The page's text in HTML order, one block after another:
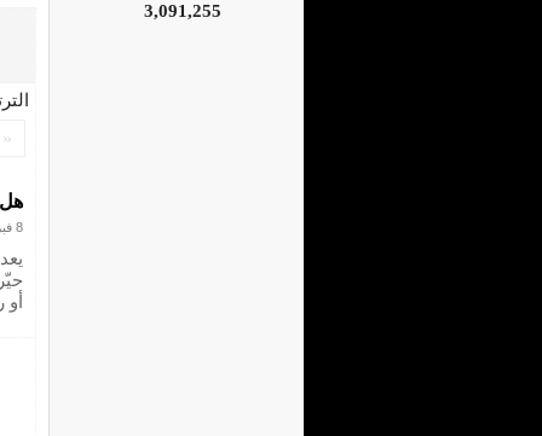
«
هل
8 فبراير 2025
أو
3,091,255